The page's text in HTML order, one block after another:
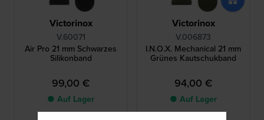
Victorinox
V.60071
Air Pro 21 mm Schwarzes
Silikonband
99,00 €
● Auf Lager
Victorinox
V.006873
I.N.O.X. Mechanical 21 mm
Grünes Kautschukband
94,00 €
● Auf Lager